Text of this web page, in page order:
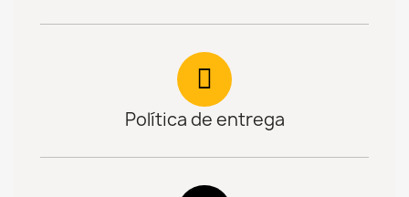
Política de entrega